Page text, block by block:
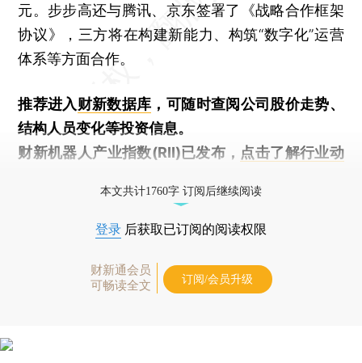
元。步步高还与腾讯、京东签署了《战略合作框架
协议》，三方将在构建新能力、构筑“数字化”运营
体系等方面合作。
推荐进入财新数据库 ，可随时查阅公司股价走势、
结构人员变化等投资信息。
财新机器人产业指数(RII)已发布， 点击了解行业动
本文共计1760字 订阅后继续阅读
登录 后获取已订阅的阅读权限
财新通会员
可畅读全文
订阅/会员升级